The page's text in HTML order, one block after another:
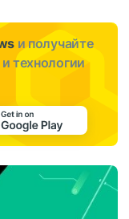
и получайте
технологии